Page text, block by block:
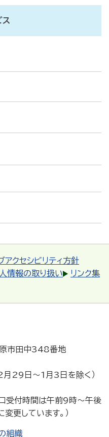
アクセシビリティ方針
情報の取り扱い
リンク集
市田中348番地
月29日～1月3日を除く）
口受付時間は午前9時～午後
更しています。）
組織